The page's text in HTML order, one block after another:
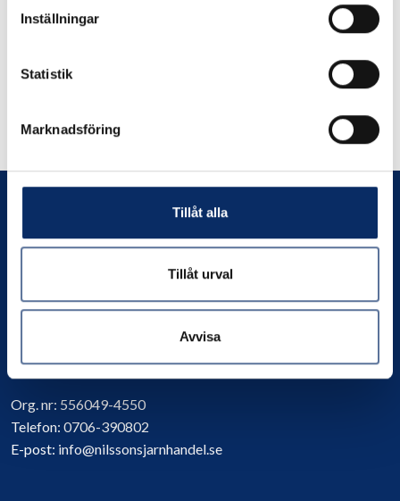
Inställningar
Statistik
Marknadsföring
Tillåt alla
Tillåt urval
Avvisa
Andra har även tittat på
Kontakta oss
Org. nr: 556049-4550
Telefon: 0706-390802
E-post: info@nilssonsjarnhandel.se